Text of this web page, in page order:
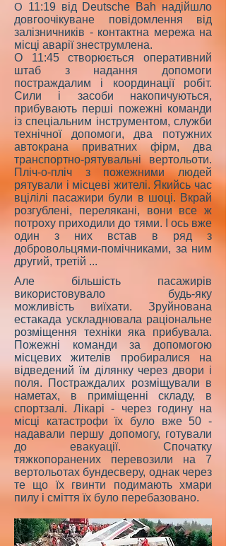
О 11:19 від Deutsche Bah надійшло
довгоочікуване повідомлення від
залізничників - контактна мережа на
місці аварії знеструмлена.
О 11:45 створюється оперативний
штаб з надання допомоги
постраждалим і координації робіт.
Сили і засоби накопичуються,
прибувають перші пожежні команди
із спеціальним інструментом, служби
технічної допомоги, два потужних
автокрана приватних фірм, два
транспортно-рятувальні вертольоти.
Пліч-о-пліч з пожежними людей
рятували і місцеві жителі. Якийсь час
вцілілі пасажири були в шоці. Вкрай
розгублені, перелякані, вони все ж
потроху приходили до тями. І ось вже
один з них встав в ряд з
добровольцями-помічниками, за ним
другий, третій ...
Але більшість пасажирів
використовувало будь-яку
можливість виїхати. Зруйнована
естакада ускладнювала раціональне
розміщення техніки яка прибувала.
Пожежні команди за допомогою
місцевих жителів пробиралися на
відведений їм ділянку через двори і
поля. Постраждалих розміщували в
наметах, в приміщенні складу, в
спортзалі. Лікарі - через годину на
місці катастрофи їх було вже 50 -
надавали першу допомогу, готували
до евакуації. Спочатку
тяжкопоранених перевозили на 7
вертольотах бундесверу, однак через
те що їх гвинти подимають хмари
пилу і сміття їх було перебазовано.